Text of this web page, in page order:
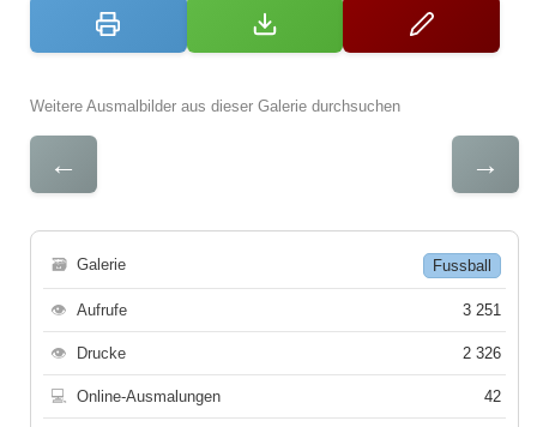
Weitere Ausmalbilder aus dieser Galerie durchsuchen
← →
🗃 Galerie Fussball
👁 Aufrufe 3 251
👁 Drucke 2 326
💻 Online-Ausmalungen 42